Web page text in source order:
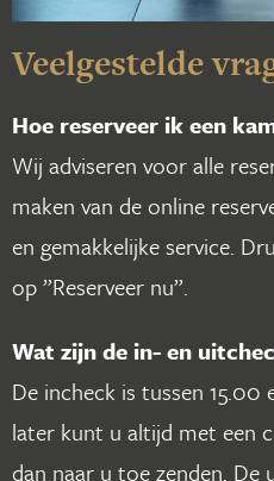
Veelgestelde
Hoe reserveer ik een
Wij adviseren voor alle
maken van de online
en gemakkelijke service.
op ”Reserveer nu”.
Wat zijn de in- en
De incheck is tussen
later kunt u altijd met een
dan naar u toe zenden. De